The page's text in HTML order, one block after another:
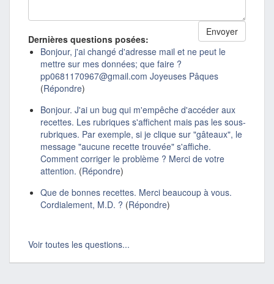
Dernières questions posées:
Bonjour, j'ai changé d'adresse mail et ne peut le
mettre sur mes données; que faire ?
pp0681170967@gmail.com Joyeuses Pâques
(Répondre)
Bonjour. J'ai un bug qui m'empêche d'accéder aux
recettes. Les rubriques s'affichent mais pas les sous-
rubriques. Par exemple, si je clique sur "gâteaux", le
message "aucune recette trouvée" s'affiche.
Comment corriger le problème ? Merci de votre
attention. (Répondre)
Que de bonnes recettes. Merci beaucoup à vous.
Cordialement, M.D. ? (Répondre)
Voir toutes les questions...